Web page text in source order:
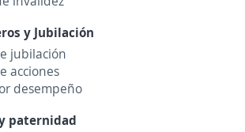
y Jubilación
jubilación
acciones
desempeño
paternidad